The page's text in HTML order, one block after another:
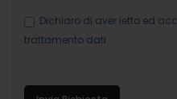
Dichiaro di aver letto ed
trattamento dati.